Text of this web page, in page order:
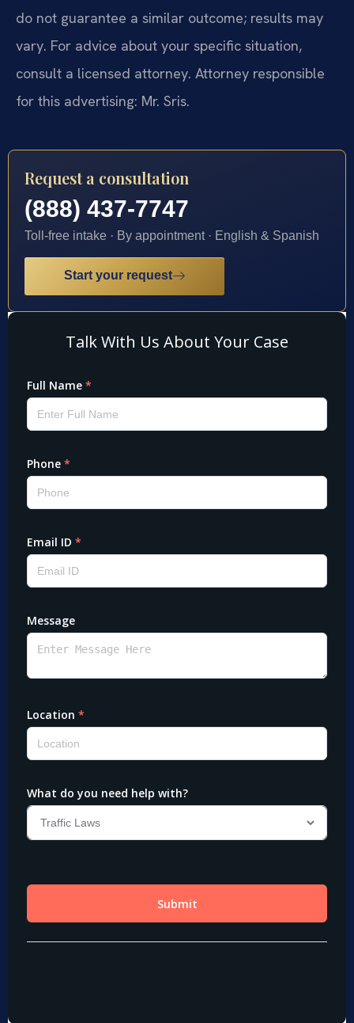
do not guarantee a similar outcome; results may
vary. For advice about your specific situation,
consult a licensed attorney. Attorney responsible
for this advertising: Mr. Sris.
Request a consultation
(888) 437-7747
Toll-free intake · By appointment · English & Spanish
Start your request